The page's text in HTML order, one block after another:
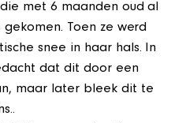
met 6 maanden oud al
Toen ze werd
snee in haar hals. In
dat dit door een
maar later bleek dit te